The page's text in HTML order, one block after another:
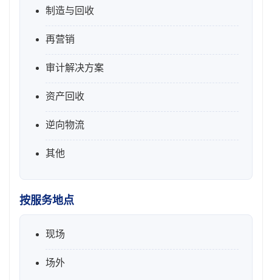
制造与回收
再营销
审计解决方案
资产回收
逆向物流
其他
按服务地点
现场
场外